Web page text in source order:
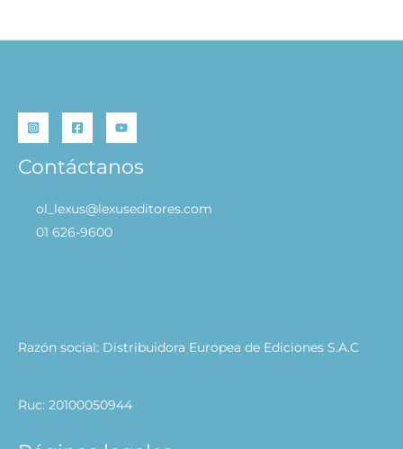
Contáctanos
ol_lexus@lexuseditores.com
01 626-9600
Razón social: Distribuidora Europea de Ediciones S.A.C
Ruc: 20100050944